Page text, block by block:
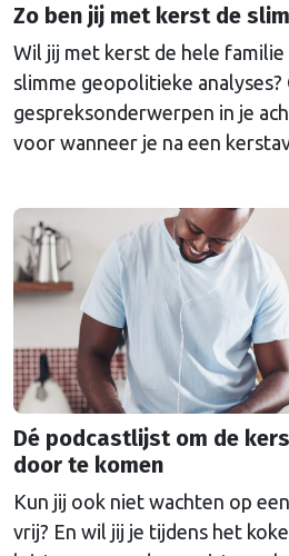
Zo ben jij met kerst de
Wil jij met kerst de hele
slimme geopolitieke
gespreksonderwerpen in je
voor wanneer je na een
van de sluier van onze
de beste tips van de redactie.
Dé podcastlijst om de
door te komen
Kun jij ook niet wachten op
vrij? En wil jij je tijdens het